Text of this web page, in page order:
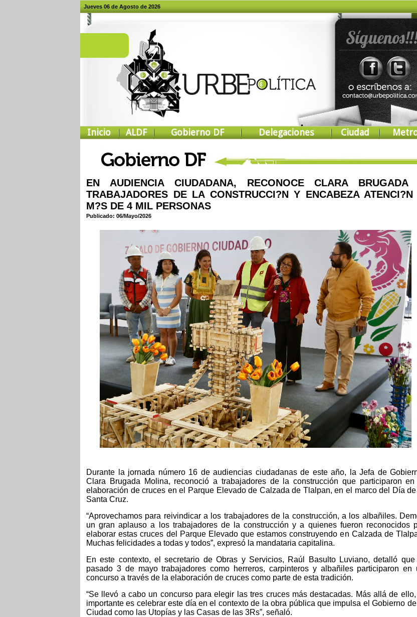
Jueves 06 de Agosto de 2026
Inicio ALDF Gobierno DF Delegaciones Ciudad
EN AUDIENCIA CIUDADANA, RECONOCE CLARA BRUGADA
TRABAJADORES DE LA CONSTRUCCI?N Y ENCABEZA
M?S DE 4 MIL PERSONAS
Publicado: 06/Mayo/2026
Durante la jornada número 16 de audiencias ciudadanas de este año, la Jefa de
Clara Brugada Molina, reconoció a trabajadores de la construcción que participaron en
elaboración de cruces en el Parque Elevado de Calzada de Tlalpan, en el marco del Día
Santa Cruz.
“Aprovechamos para reivindicar a los trabajadores de la construcción, a los albañiles.
un gran aplauso a los trabajadores de la construcción y a quienes fueron reconocidos
elaborar estas cruces del Parque Elevado que estamos construyendo en Calzada de
Muchas felicidades a todas y todos”, expresó la mandataria capitalina.
En este contexto, el secretario de Obras y Servicios, Raúl Basulto Luviano, detalló que
pasado 3 de mayo trabajadores como herreros, carpinteros y albañiles participaron en
concurso a través de la elaboración de cruces como parte de esta tradición.
“Se llevó a cabo un concurso para elegir las tres cruces más destacadas. Más allá de
importante es celebrar este día en el contexto de la obra pública que impulsa el Gobierno
Ciudad como las Utopías y las Casas de las 3Rs”, señaló.